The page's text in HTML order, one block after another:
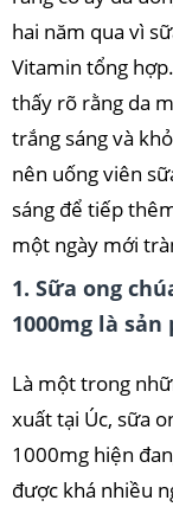
hai năm qua vì
Vitamin tổng
thấy rõ rằng da
trắng sáng và
nên uống viên
sáng để tiếp
một ngày mới
1. Sữa ong
1000mg là
Là một trong
xuất tại Úc, sữa
1000mg hiện
được khá nhiều